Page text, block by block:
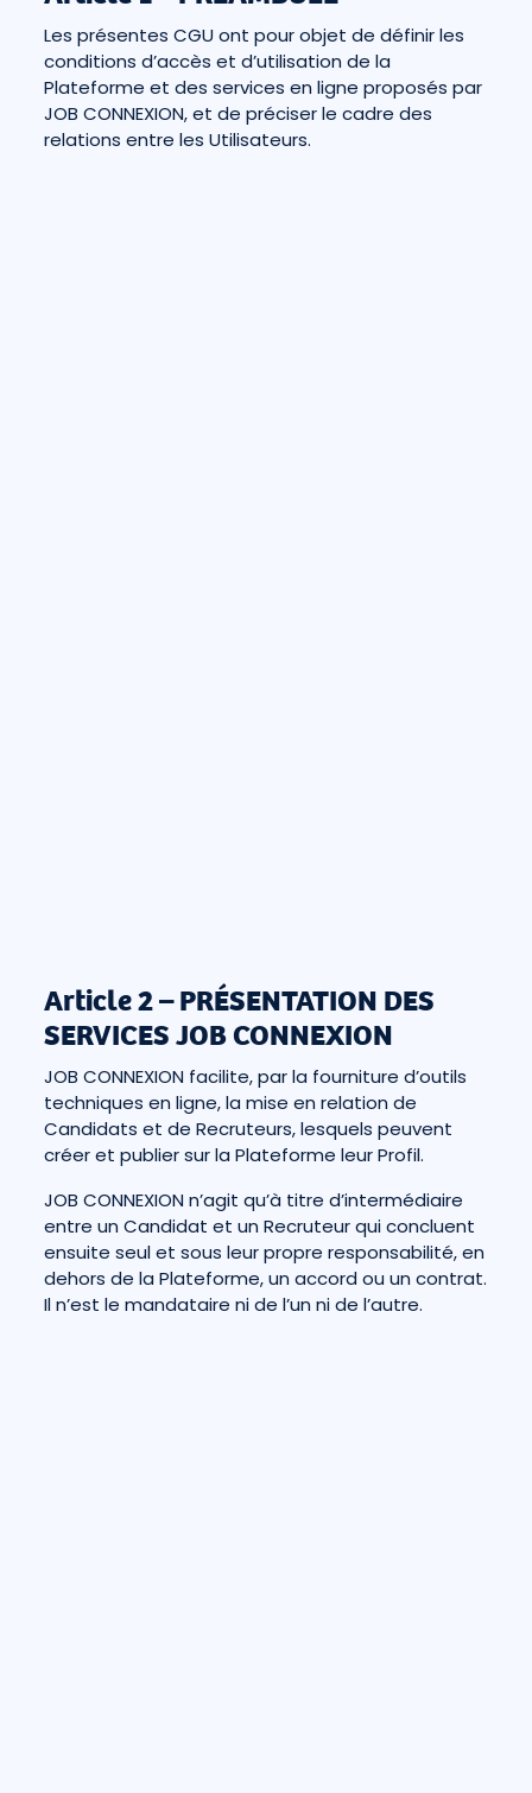
Les présentes CGU ont pour objet de définir les
conditions d’accès et d’utilisation de la
Plateforme et des services en ligne proposés par
JOB CONNEXION, et de préciser le cadre des
relations entre les Utilisateurs.
Article 2 – PRÉSENTATION DES
SERVICES JOB CONNEXION
JOB CONNEXION facilite, par la fourniture d’outils
techniques en ligne, la mise en relation de
Candidats et de Recruteurs, lesquels peuvent
créer et publier sur la Plateforme leur Profil.
JOB CONNEXION n’agit qu’à titre d’intermédiaire
entre un Candidat et un Recruteur qui concluent
ensuite seul et sous leur propre responsabilité, en
dehors de la Plateforme, un accord ou un contrat.
Il n’est le mandataire ni de l’un ni de l’autre.